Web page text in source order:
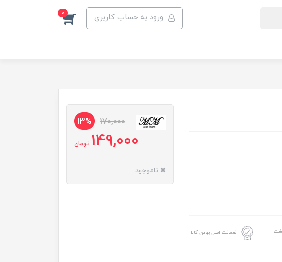
ورود به حساب کاربری 0
ضمانت اصل بودن کالا
170,000
13%
149,000 تومان
ناموجود